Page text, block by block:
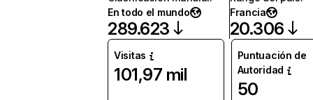
En todo el mundo
289.623
Francia
20.306
Visitas
101,97 mil
Puntuación de
Autoridad
50